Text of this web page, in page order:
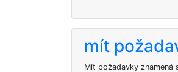
mít
Mít požadavky